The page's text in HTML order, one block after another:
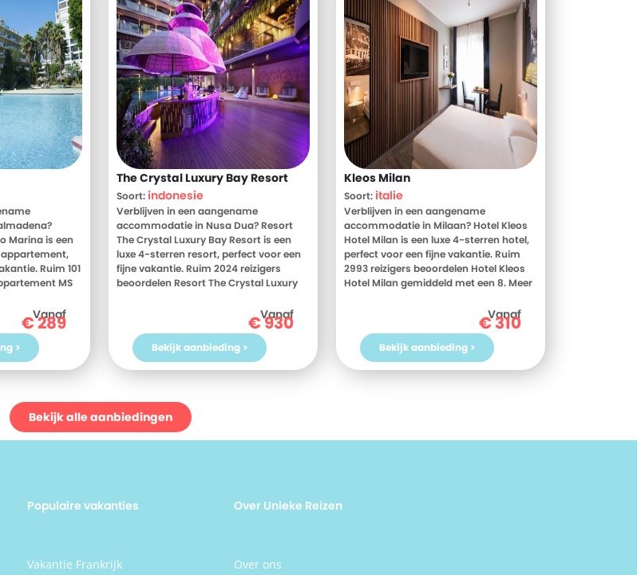
Marina is een
Ruim 101
MS
nu de foto's en
MS
informatie!
vakantie in
naar
Vanaf
€289
>
The Crystal Luxury Bay Resort
Soort:indonesie
Verblijven in een aangename
accommodatie in Nusa Dua? Resort
The Crystal Luxury Bay Resort is een
luxe 4-sterren resort, perfect voor een
fijne vakantie. Ruim 2024 reizigers
beoordelen Resort The Crystal Luxury
weten? Bekijk dan nu de foto's en
beoordelingen van Resort The Crystal
Luxury Bay Resort, voor meer
informatie! Ben jij toe aan een heerlijke
vakantie in Indonesie? Boek jouw
Vanaf
€930
Bekijk aanbieding >
Kleos Milan
Soort:italie
Verblijven in een aangename
accommodatie in Milaan? Hotel Kleos
Hotel Milan is een luxe 4-sterren hotel,
perfect voor een fijne vakantie. Ruim
2993 reizigers beoordelen Hotel Kleos
Hotel Milan gemiddeld met een 8. Meer
beoordelingen van Hotel Kleos Hotel
Milan, voor meer informatie! Ben jij toe
aan een heerlijke vakantie in Italie?
Boek jouw vakantie naar Hotel Kleos
Hotel Milan vandaag nog!
Vanaf
€310
Bekijk aanbieding >
Bekijk alle aanbiedingen
Populaire vakanties
Vakantie Frankrijk
Over Unieke Reizen
Over ons